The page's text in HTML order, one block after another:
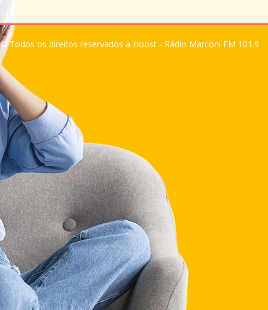
© Todos os direitos reservados a Hoost - Rádio Marconi FM 101.9